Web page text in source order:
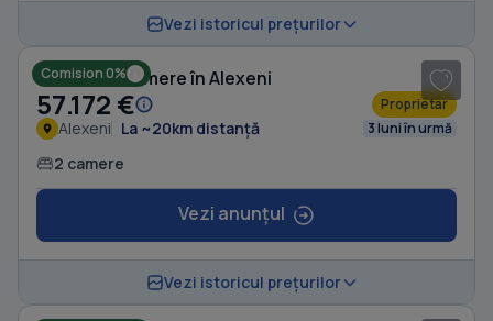
Vezi istoricul prețurilor
Comision 0%
Casă cu 2 camere în Alexeni
57.172 € Proprietar
Alexeni La ~20km distanță 3 luni în urmă
2 camere
Vezi anunțul
Vezi istoricul prețurilor